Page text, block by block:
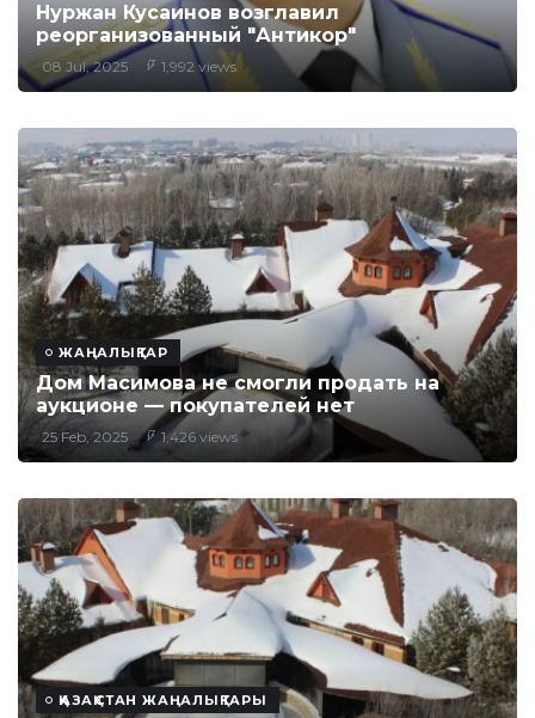
Нуржан Кусаинов возглавил
реорганизованный "Антикор"
08 Jul, 2025 1,992 views
ЖАҢАЛЫҚТАР
Дом Масимова не смогли продать на
аукционе — покупателей нет
25 Feb, 2025 1,426 views
ҚАЗАҚСТАН ЖАҢАЛЫҚТАРЫ